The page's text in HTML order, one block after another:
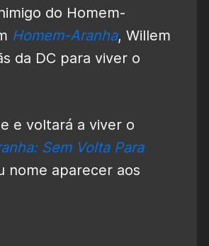
do Homem-
Homem-Aranha, Willem
da DC para viver o
e voltará a viver o
Sem Volta Para
nome aparecer aos